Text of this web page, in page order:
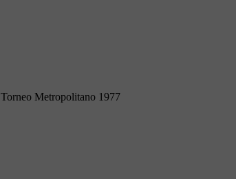
Torneo Metropolitano 1977